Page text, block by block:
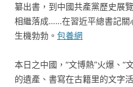
纂出書，到中國共產黨歷史展
相繼落成……在習近平總書記關
生機勃勃。 包養網
本日之中國，“文博熱”火爆、“
的遺產、書寫在古籍里的文字